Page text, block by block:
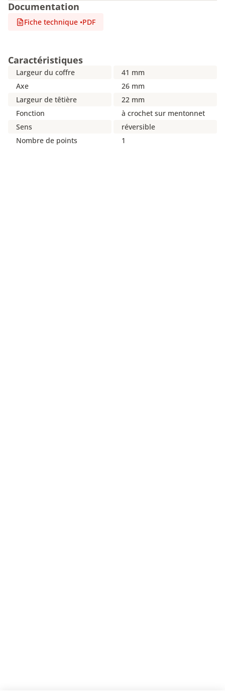
Documentation
Fiche technique •PDF
Caractéristiques
Largeur du coffre
41 mm
Axe
26 mm
Largeur de têtière
22 mm
Fonction
à crochet sur mentonnet
Sens
réversible
Nombre de points
1